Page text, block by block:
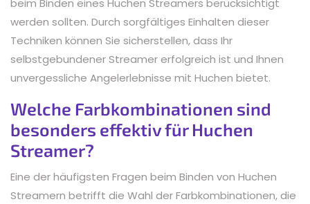
beim Binden eines Huchen Streamers berücksichtigt
werden sollten. Durch sorgfältiges Einhalten dieser
Techniken können Sie sicherstellen, dass Ihr
selbstgebundener Streamer erfolgreich ist und Ihnen
unvergessliche Angelerlebnisse mit Huchen bietet.
Welche Farbkombinationen sind
besonders effektiv für Huchen
Streamer?
Eine der häufigsten Fragen beim Binden von Huchen
Streamern betrifft die Wahl der Farbkombinationen, die